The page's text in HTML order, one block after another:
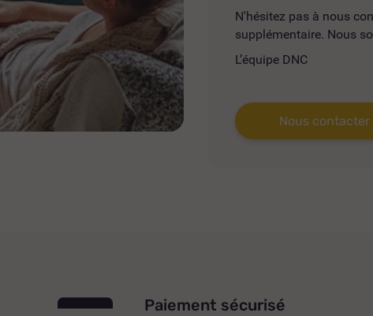
N'hésitez pas à nous
supplémentaire. Nous
L’équipe DNC
Nous contacter
Paiement sécurisé